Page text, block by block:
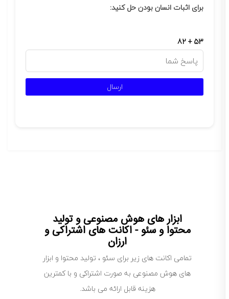
برای اثبات انسان بودن حل کنید:
82 + 53
ابزار های هوش مصنوعی و تولید
محتوا و سئو - اکانت های اشتراکی و
ارزان
تمامی اکانت های زیر برای سئو ، تولید محتوا و ابزار
های هوش مصنوعی به صورت اشتراکی و با کمترین
هزینه قابل ارائه می باشد.